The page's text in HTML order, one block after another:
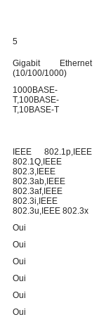
5
Gigabit Ethernet
(10/100/1000)
1000BASE-
T,100BASE-
T,10BASE-T
IEEE 802.1p,IEEE
802.1Q,IEEE
802.3,IEEE
802.3ab,IEEE
802.3af,IEEE
802.3i,IEEE
802.3u,IEEE 802.3x
Oui
Oui
Oui
Oui
Oui
Oui